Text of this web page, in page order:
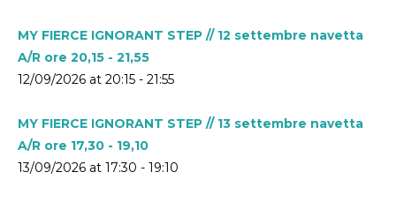
MY FIERCE IGNORANT STEP // 12 settembre navetta
A/R ore 20,15 - 21,55
12/09/2026 at 20:15 - 21:55
MY FIERCE IGNORANT STEP // 13 settembre navetta
A/R ore 17,30 - 19,10
13/09/2026 at 17:30 - 19:10